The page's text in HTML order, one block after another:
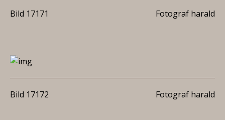
Bild 17171 Fotograf harald
Bild 17172 Fotograf harald